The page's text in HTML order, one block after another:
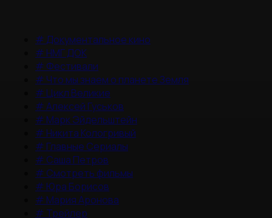
# Документальное кино
# НМГ ДОК
# Фестивали
# Что мы знаем о планете Земля
# Цикл Великие
#Алексей Гуськов
# Марк Эйдельштейн
# Никита Кологривый
# Главные Сериалы
# Саша Петров
# Смотреть фильмы
# Юра Борисов
# Мария Аронова
# Трейлер